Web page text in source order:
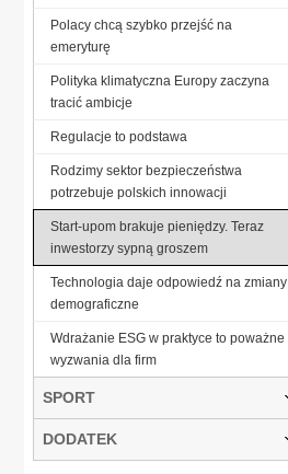
Polacy chcą szybko przejść na
emeryturę
Polityka klimatyczna Europy zaczyna
tracić ambicje
Regulacje to podstawa
Rodzimy sektor bezpieczeństwa
potrzebuje polskich innowacji
Start-upom brakuje pieniędzy. Teraz
inwestorzy sypną groszem
Technologia daje odpowiedź na zmiany
demograficzne
Wdrażanie ESG w praktyce to poważne
wyzwania dla firm
SPORT
DODATEK